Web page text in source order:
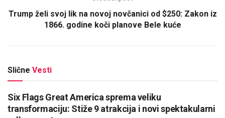
Trump želi svoj lik na novoj novčanici od $250: Zakon iz
1866. godine koči planove Bele kuće
Slične Vesti
Six Flags Great America sprema veliku
transformaciju: Stiže 9 atrakcija i novi spektakularni